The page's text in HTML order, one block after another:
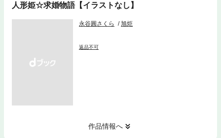
人形姫☆求婚物語【イラストなし】
永谷圓さくら 旭炬
返品不可
作品情報へ